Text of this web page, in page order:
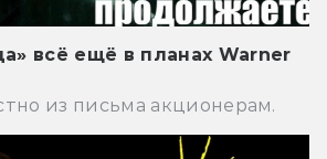
всё ещё в планах Warner
из письма акционерам.